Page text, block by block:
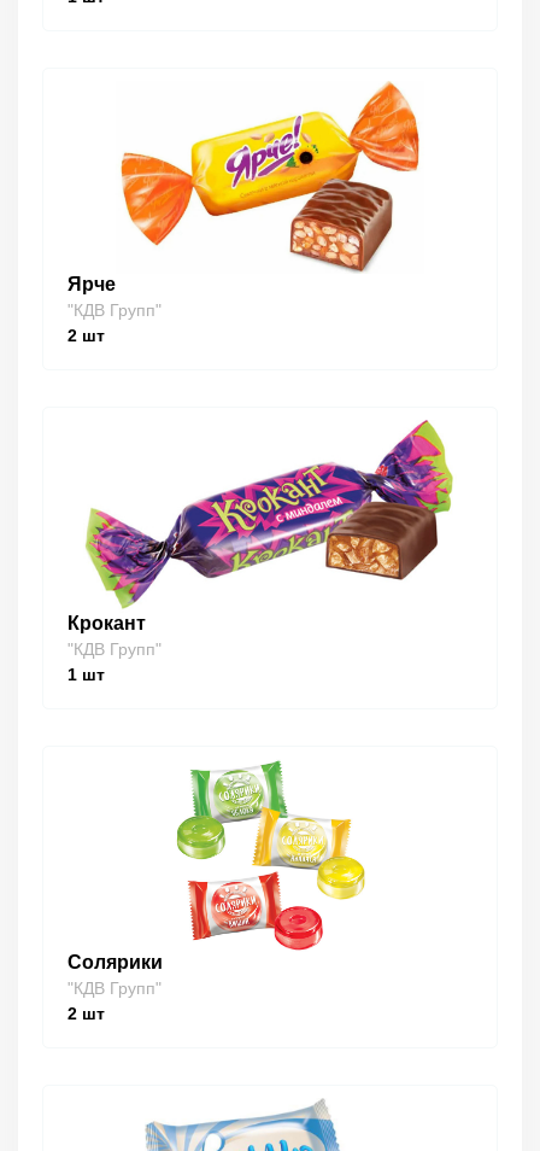
Ярче
"КДВ Групп"
2 шт
Крокант
"КДВ Групп"
1 шт
Солярики
"КДВ Групп"
2 шт